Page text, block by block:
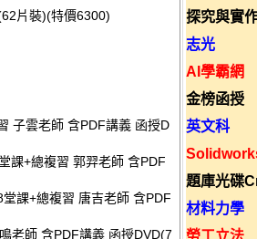
片裝)(特價6300)
子雲老師 含PDF講義 函授D
+總複習 郭羿老師 含PDF
課+總複習 唐吉老師 含PDF
老師 含PDF講義 函授DVD(7
探究與實
志光
AI學霸網
金榜函授
英文科
題庫光碟
材料力學
勞工立法